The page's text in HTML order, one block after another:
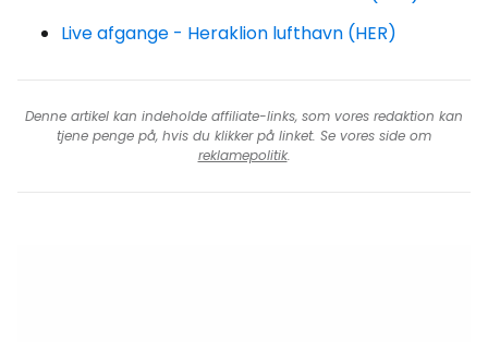
Live afgange - Heraklion lufthavn (HER)
Denne artikel kan indeholde affiliate-links, som vores redaktion kan
tjene penge på, hvis du klikker på linket. Se vores side om
reklamepolitik.